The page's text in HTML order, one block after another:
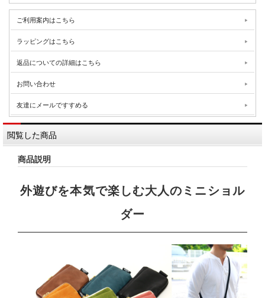
ご利用案内はこちら
ラッピングはこちら
返品についての詳細はこちら
お問い合わせ
友達にメールですすめる
閲覧した商品
商品説明
外遊びを本気で楽しむ大人のミニショル
ダー